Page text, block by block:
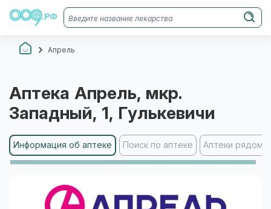
Апрель
Аптека Апрель, мкр.
Западный, 1, Гулькевичи
Информация об аптеке Поиск по аптеке Аптеки рядом